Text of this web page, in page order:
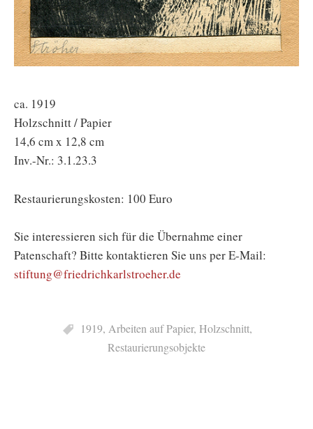
ca. 1919
Holzschnitt / Papier
14,6 cm x 12,8 cm
Inv.-Nr.: 3.1.23.3
Restaurierungskosten: 100 Euro
Sie interessieren sich für die Übernahme einer
Patenschaft? Bitte kontaktieren Sie uns per E-Mail:
stiftung@friedrichkarlstroeher.de
1919, Arbeiten auf Papier, Holzschnitt,
Restaurierungsobjekte